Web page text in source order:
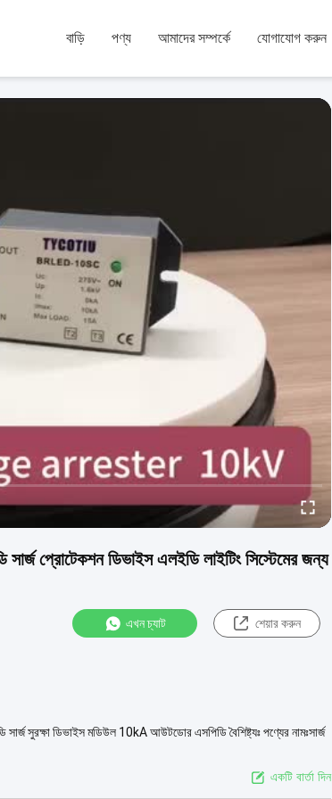
বাড়ি পণ্য আমাদের সম্পর্কে যোগাযোগ করুন
প্রোটেকশন ডিভাইস এলইডি লাইটিং সিস্টেমের জন্য
এখন চ্যাট শেয়ার করুন
ডিভাইস মডিউল 10kA আউটডোর এসপিডি বৈশিষ্ট্যঃ পণ্যের নামঃসার্জ
একটি বার্তা দিন